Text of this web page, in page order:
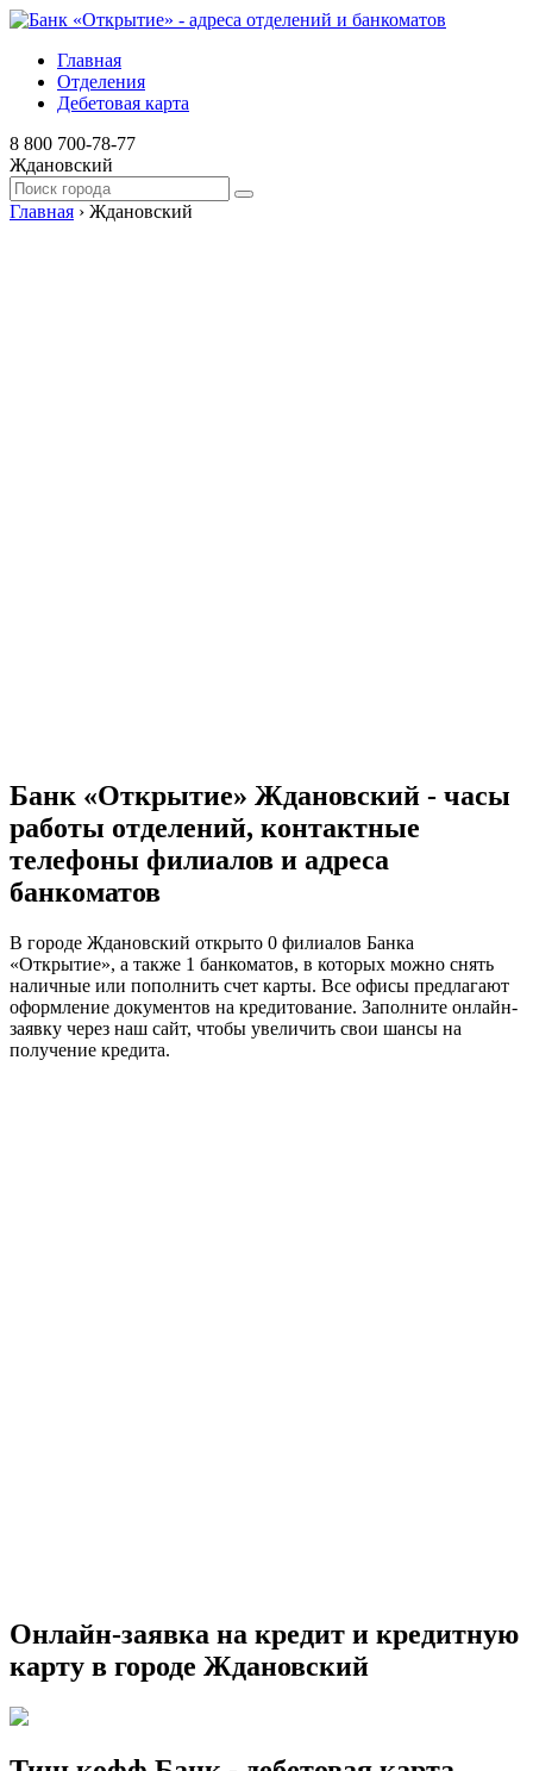
Главная
Отделения
Дебетовая карта
8 800 700-78-77
Ждановский
Главная › Ждановский
Банк «Открытие» Ждановский - часы
работы отделений, контактные
телефоны филиалов и адреса
банкоматов
В городе Ждановский открыто 0 филиалов Банка
«Открытие», а также 1 банкоматов, в которых можно снять
наличные или пополнить счет карты. Все офисы предлагают
оформление документов на кредитование. Заполните онлайн-
заявку через наш сайт, чтобы увеличить свои шансы на
получение кредита.
Онлайн-заявка на кредит и кредитную
карту в городе Ждановский